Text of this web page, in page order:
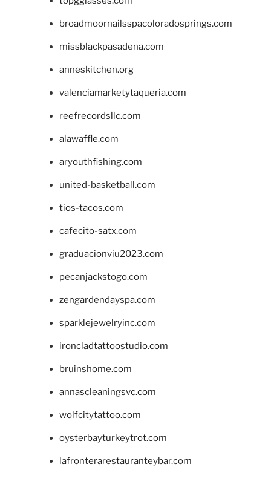
broadmoornailsspacoloradosprings.com
missblackpasadena.com
anneskitchen.org
valenciamarketytaqueria.com
reefrecordsllc.com
alawaffle.com
aryouthfishing.com
united-basketball.com
tios-tacos.com
cafecito-satx.com
graduacionviu2023.com
pecanjackstogo.com
zengardendayspa.com
sparklejewelryinc.com
ironcladtattoostudio.com
bruinshome.com
annascleaningsvc.com
wolfcitytattoo.com
oysterbayturkeytrot.com
lafronterarestauranteybar.com